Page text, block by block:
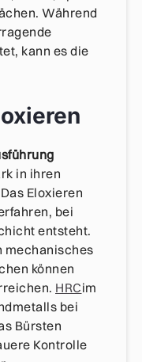
Während
kann es die
in ihren
Eloxieren
bei
entsteht.
mechanisches
können
HRCim
bei
Bürsten
Kontrolle